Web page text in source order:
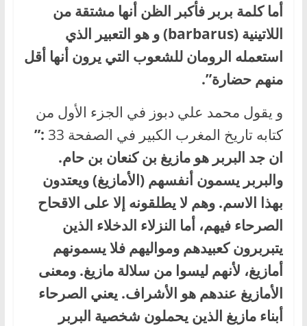
أما كلمة بربر فأكبر الظن أنها مشتقة من
اللاتينية (barbarus) و هو التعبير الذي
استعمله الرومان للشعوب التي يرون أنها أقل
منهم حضارة”.
و يقول محمد علي دبوز في الجزء الأول من
كتابه تاريخ المغرب الكبير في الصفحة 33
:”
ان جد البربر هو مازيغ بن كنعان بن حام.
والبربر يسمون أنفسهم (الأمازيغ) ويعتدون
بهذا الاسم. وهم لا يطلقونه إلا على الاقحاح
الصرحاء فيهم، أما النزلاء الدخلاء الذين
يتبربرون كعبيدهم ومواليهم فلا يسمونهم
أمازيغ، لأنهم ليسوا من سلالة مازيغ. ومعنى
الأمازيغ عندهم هو الأشراف. يعني الصرحاء
أبناء مازيغ الذين يحملون شخصية البربر